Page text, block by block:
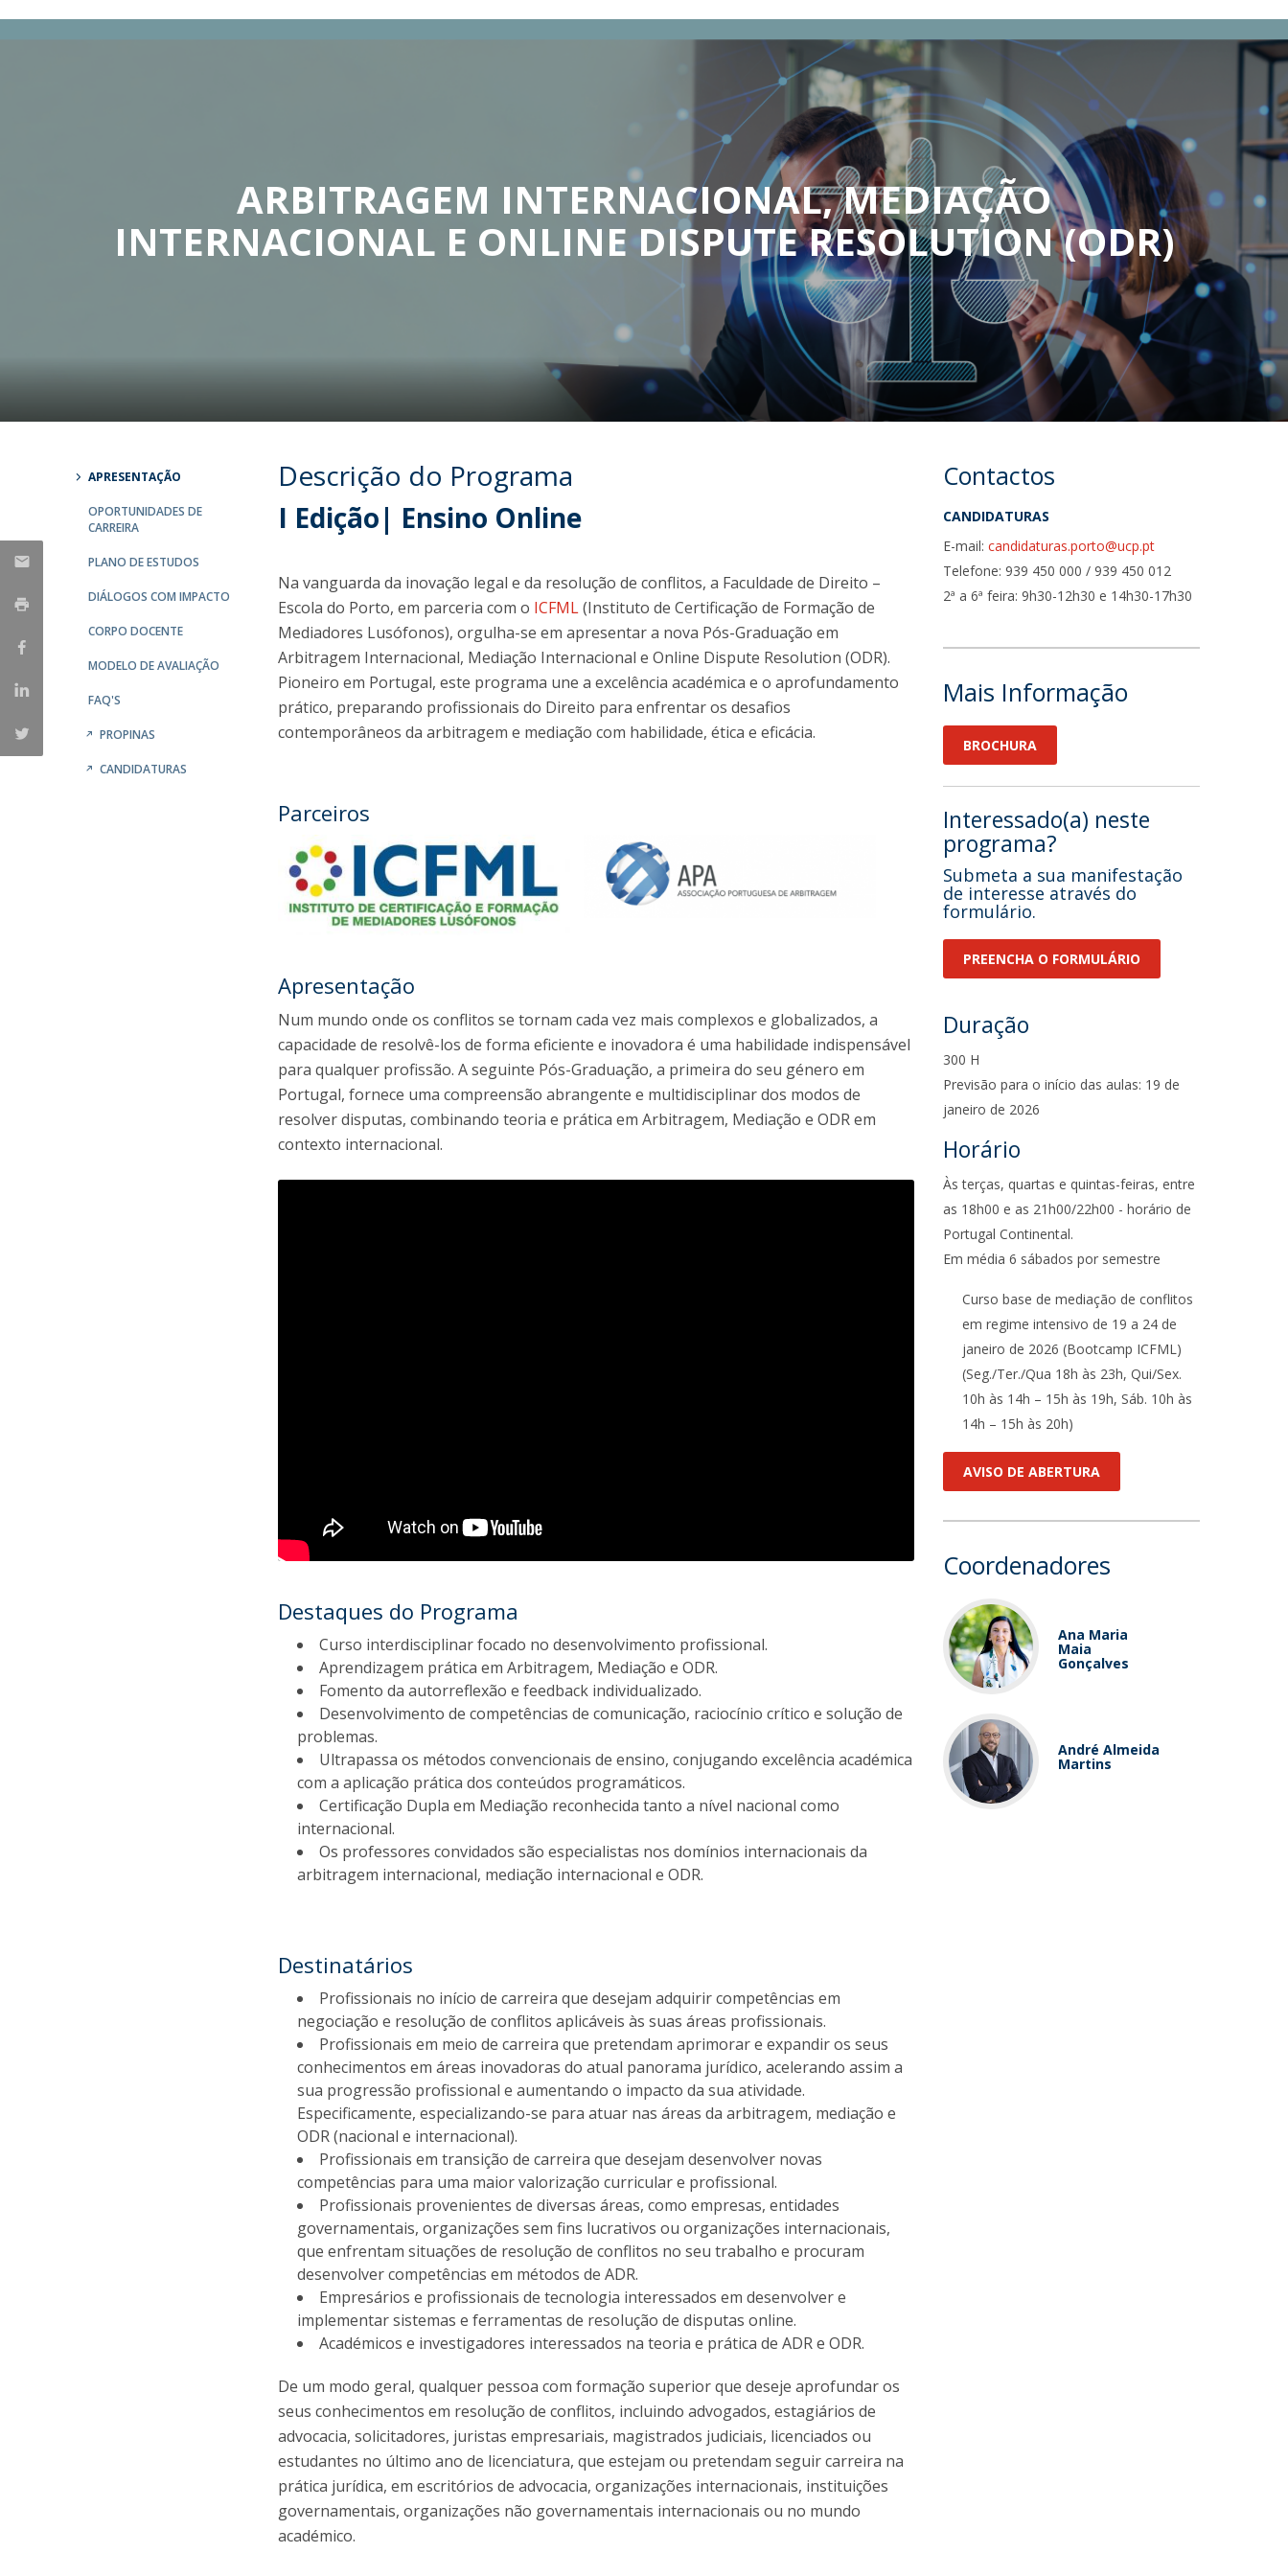
Ofertas de Emprego
ARBITRAGEM INTERNACIONAL, MEDIAÇÃO
INTERNACIONAL E ONLINE DISPUTE RESOLUTION (ODR)
APRESENTAÇÃO
OPORTUNIDADES DE
CARREIRA
PLANO DE ESTUDOS
DIÁLOGOS COM IMPACTO
CORPO DOCENTE
MODELO DE AVALIAÇÃO
FAQ'S
PROPINAS
CANDIDATURAS
Descrição do Programa
I Edição| Ensino Online
Na vanguarda da inovação legal e da resolução de conflitos, a Faculdade de Direito –
Escola do Porto, em parceria com o ICFML(Instituto de Certificação de Formação de
Mediadores Lusófonos), orgulha-se em apresentar a nova Pós-Graduação em
Arbitragem Internacional, Mediação Internacional e Online Dispute Resolution (ODR).
Pioneiro em Portugal, este programa une a excelência académica e o aprofundamento
prático, preparando profissionais do Direito para enfrentar os desafios
contemporâneos da arbitragem e mediação com habilidade, ética e eficácia.
Parceiros
Apresentação
Num mundo onde os conflitos se tornam cada vez mais complexos e globalizados, a
capacidade de resolvê-los de forma eficiente e inovadora é uma habilidade indispensável
para qualquer profissão. A seguinte Pós-Graduação, a primeira do seu género em
Portugal, fornece uma compreensão abrangente e multidisciplinar dos modos de
resolver disputas, combinando teoria e prática em Arbitragem, Mediação e ODR em
contexto internacional.
Destaques do Programa
Curso interdisciplinar focado no desenvolvimento profissional.
Aprendizagem prática em Arbitragem, Mediação e ODR.
Fomento da autorreflexão e feedback individualizado.
Desenvolvimento de competências de comunicação, raciocínio crítico e solução de
problemas.
Ultrapassa os métodos convencionais de ensino, conjugando excelência académica
com a aplicação prática dos conteúdos programáticos.
Certificação Dupla em Mediação reconhecida tanto a nível nacional como
internacional.
Os professores convidados são especialistas nos domínios internacionais da
arbitragem internacional, mediação internacional e ODR.
Destinatários
Profissionais no início de carreira que desejam adquirir competências em
negociação e resolução de conflitos aplicáveis às suas áreas profissionais.
Profissionais em meio de carreira que pretendam aprimorar e expandir os seus
conhecimentos em áreas inovadoras do atual panorama jurídico, acelerando assim a
sua progressão profissional e aumentando o impacto da sua atividade.
Especificamente, especializando-se para atuar nas áreas da arbitragem, mediação e
ODR (nacional e internacional).
Profissionais em transição de carreira que desejam desenvolver novas
competências para uma maior valorização curricular e profissional.
Profissionais provenientes de diversas áreas, como empresas, entidades
governamentais, organizações sem fins lucrativos ou organizações internacionais,
que enfrentam situações de resolução de conflitos no seu trabalho e procuram
desenvolver competências em métodos de ADR.
Empresários e profissionais de tecnologia interessados em desenvolver e
implementar sistemas e ferramentas de resolução de disputas online.
Académicos e investigadores interessados na teoria e prática de ADR e ODR.
De um modo geral, qualquer pessoa com formação superior que deseje aprofundar os
seus conhecimentos em resolução de conflitos, incluindo advogados, estagiários de
advocacia, solicitadores, juristas empresariais, magistrados judiciais, licenciados ou
estudantes no último ano de licenciatura, que estejam ou pretendam seguir carreira na
prática jurídica, em escritórios de advocacia, organizações internacionais, instituições
governamentais, organizações não governamentais internacionais ou no mundo
académico.
Contactos
CANDIDATURAS
E-mail:candidaturas.porto@ucp.pt
Telefone: 939 450 000 / 939 450 012
2ª a 6ª feira: 9h30-12h30 e 14h30-17h30
Mais Informação
BROCHURA
Interessado(a) neste
programa?
Submeta a sua manifestação
de interesse através do
formulário.
PREENCHA O FORMULÁRIO
Duração
300 H
Previsão para o início das aulas: 19 de
janeiro de 2026
Horário
Às terças, quartas e quintas-feiras, entre
as 18h00 e as 21h00/22h00 - horário de
Portugal Continental.
Em média 6 sábados por semestre
Curso base de mediação de conflitos
em regime intensivo de 19 a 24 de
janeiro de 2026 (Bootcamp ICFML)
(Seg./Ter./Qua 18h às 23h, Qui/Sex.
10h às 14h – 15h às 19h, Sáb. 10h às
14h – 15h às 20h)
AVISO DE ABERTURA
Coordenadores
Ana Maria
Maia
Gonçalves
André Almeida
Martins